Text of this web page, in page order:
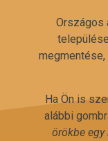
Országos
Ha Ön is
alábbi
örökbe egy